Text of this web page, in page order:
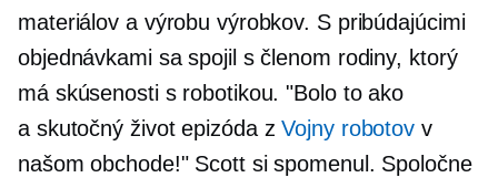
materiálov a výrobu výrobkov. S pribúdajúcimi
objednávkami sa spojil s členom rodiny, ktorý
má skúsenosti s robotikou. "Bolo to ako
a skutočný životepizóda zVojny robotov v
našom obchode!" Scott si spomenul. Spoločne